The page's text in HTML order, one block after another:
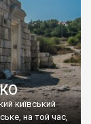
київський
на той час,